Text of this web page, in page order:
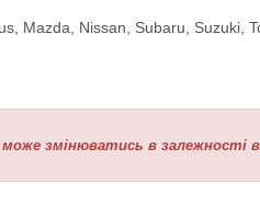
Mazda, Nissan, Subaru, Suzuki,
може змінюватись в